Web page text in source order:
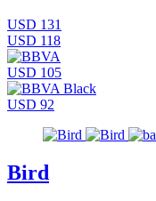
USD 131
USD 118
USD 105
USD 92
Bird